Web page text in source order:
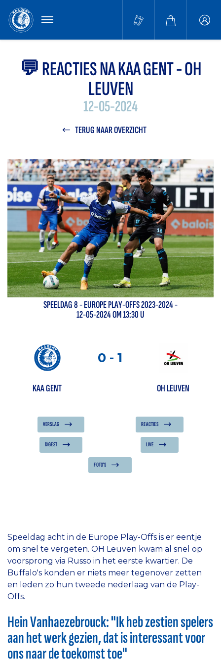
MENU
💬 REACTIES NA KAA GENT - OH
LEUVEN
12-05-2024
TERUG NAAR OVERZICHT
SPEELDAG8-EUROPE PLAY-OFFS 2023-2024-
12-05-2024 OM 13:30 U
0 - 1
KAA GENT OH LEUVEN
VERSLAG REACTIES
DIGEST LIVE
FOTO'S
Speeldag acht in de Europe Play-Offs is er eentje
om snel te vergeten. OH Leuven kwam al snel op
voorsprong via Russo in het eerste kwartier. De
Buffalo's konden er niets meer tegenover zetten
en leden zo hun tweede nederlaag van de Play-
Offs.
Hein Vanhaezebrouck: "Ik heb zestien spelers
aan het werk gezien, dat is interessant voor
ons naar de toekomst toe"